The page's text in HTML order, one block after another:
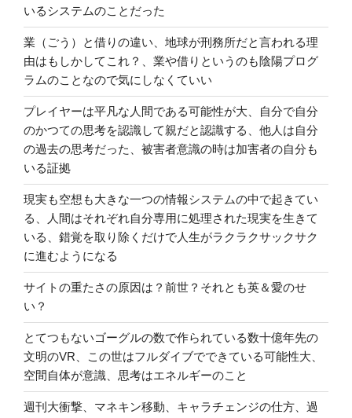
いるシステムのことだった
業（ごう）と借りの違い、地球が刑務所だと言われる理
由はもしかしてこれ？、業や借りというのも陰陽プログ
ラムのことなので気にしなくていい
プレイヤーは平凡な人間である可能性が大、自分で自分
のかつての思考を認識して親だと認識する、他人は自分
の過去の思考だった、被害者意識の時は加害者の自分も
いる証拠
現実も空想も大きな一つの情報システムの中で起きてい
る、人間はそれぞれ自分専用に処理された現実を生きて
いる、錯覚を取り除くだけで人生がラクラクサックサク
に進むようになる
サイトの重たさの原因は？前世？それとも英＆愛のせ
い？
とてつもないゴーグルの数で作られている数十億年先の
文明のVR、この世はフルダイブでできている可能性大、
空間自体が意識、思考はエネルギーのこと
週刊大衝撃、マネキン移動、キャラチェンジの仕方、過